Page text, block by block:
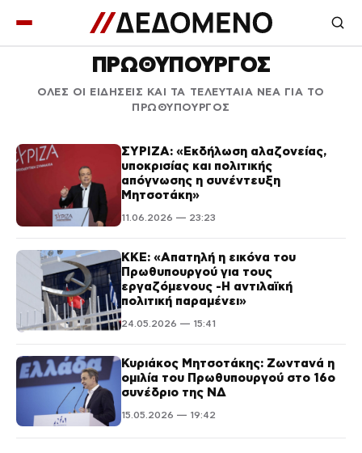
ΠΡΩΘΥΠΟΥΡΓΟΣ
ΟΛΕΣ ΟΙ ΕΙΔΗΣΕΙΣ ΚΑΙ ΤΑ ΤΕΛΕΥΤΑΙΑ ΝΕΑ ΓΙΑ ΤΟ
ΠΡΩΘΥΠΟΥΡΓΟΣ
ΣΥΡΙΖΑ: «Εκδήλωση αλαζονείας,
υποκρισίας και πολιτικής
απόγνωσης η συνέντευξη
Μητσοτάκη»
11.06.2026 — 23:23
ΚΚΕ: «Απατηλή η εικόνα του
Πρωθυπουργού για τους
εργαζόμενους -Η αντιλαϊκή
πολιτική παραμένει»
24.05.2026 — 15:41
Κυριάκος Μητσοτάκης: Ζωντανά η
ομιλία του Πρωθυπουργού στο 16ο
συνέδριο της ΝΔ
15.05.2026 — 19:42